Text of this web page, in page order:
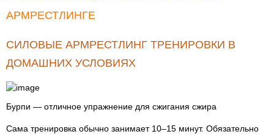
АРМРЕСТЛИНГЕ
СИЛОВЫЕ АРМРЕСТЛИНГ ТРЕНИРОВКИ В
ДОМАШНИХ УСЛОВИЯХ
Бурпи — отличное упражнение для сжигания сжира
Сама тренировка обычно занимает 10–15 минут. Обязательно